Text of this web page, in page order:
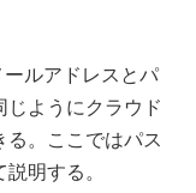
ルアドレスとパ
じようにクラウド
る。ここではパス
明する。